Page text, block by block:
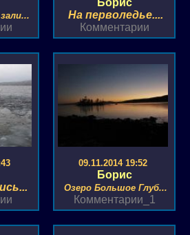
На перволедье....
Комментарии
09.11.2014 19:52
Борис
Озеро Большое Глуб...
Комментарии_1